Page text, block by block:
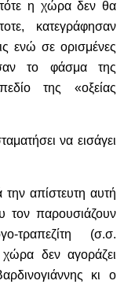
η χώρα δεν θα
κατεγράφησαν
ενώ σε ορισμένες
το φάσμα της
της «οξείας
να εισάγει
απίστευτη αυτή
παρουσιάζουν
τραπεζίτη (σ.σ.
δεν αγοράζει
κι ο